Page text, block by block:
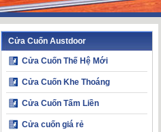
Cửa Cuốn Austdoor
Cửa Cuốn Thế Hệ Mới
Cửa Cuốn Khe Thoáng
Cửa Cuốn Tấm Liền
Cửa cuốn giá rẻ